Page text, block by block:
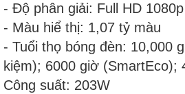
- Độ phân giải: Full HD 1080p
- Màu hiể thị: 1,07 tỷ màu
- Tuổi thọ bóng đèn: 10,000
kiệm); 6000 giờ (SmartEco);
Công suất: 203W